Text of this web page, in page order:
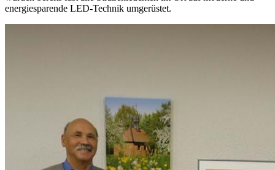
energiesparende LED-Technik umgerüstet.